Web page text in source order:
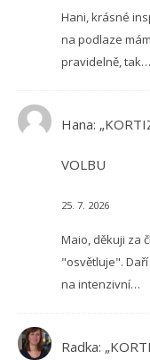
Hani, krásné
na podlaze
pravidelně, tak…
Hana:
VOLBU
25. 7. 2026
Maio, děkuji za
"osvětluje".
na intenzivní…
Radka: